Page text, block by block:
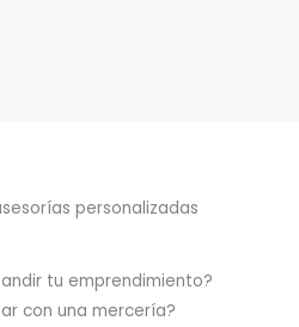
personalizadas
tu emprendimiento?
con una mercería?